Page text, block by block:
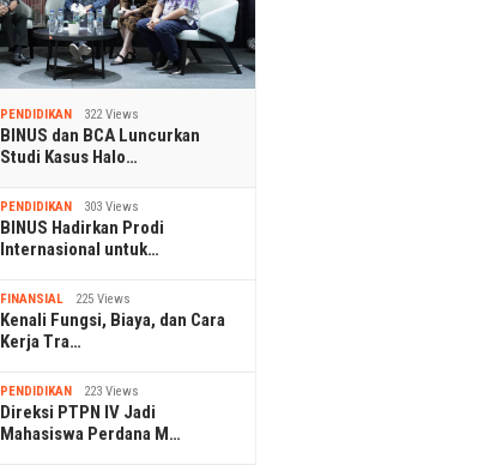
PENDIDIKAN 322 Views
BINUS dan BCA Luncurkan
Studi Kasus Halo…
PENDIDIKAN 303 Views
BINUS Hadirkan Prodi
Internasional untuk…
FINANSIAL 225 Views
Kenali Fungsi, Biaya, dan Cara
Kerja Tra…
PENDIDIKAN 223 Views
Direksi PTPN IV Jadi
Mahasiswa Perdana M…